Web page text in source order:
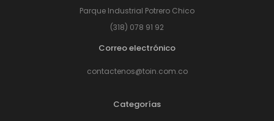
Parque Industrial Potrero Chico
(318) 078 91 92
Correo electrónico
contactenos@toin.com.co
Categorías